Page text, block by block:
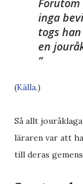
inga
togs
en
(Källa.)
Så allt
läraren var att
till deras